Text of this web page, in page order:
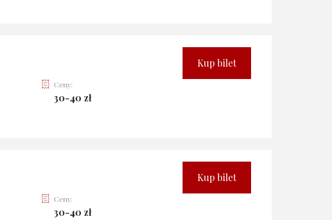
Ceny:
30-40 zł
Kup bilet
Ceny:
30-40 zł
Kup bilet